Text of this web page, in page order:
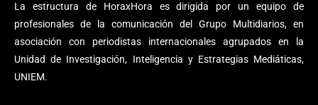
La estructura de HoraxHora es dirigida por un equipo de
profesionales de la comunicación del Grupo Multidiarios, en
asociación con periodistas internacionales agrupados en la
Unidad de Investigación, Inteligencia y Estrategias Mediáticas,
UNIEM.